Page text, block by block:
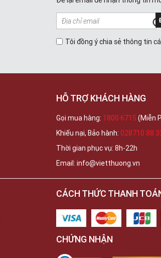
Tôi đồng ý chia sẻ thông tin
HỖ TRỢ KHÁCH HÀNG
Gọi mua hàng: 1800 6715 (Miễn
Khiếu nại, Bảo hành: 028710 88
Thời gian phục vụ: 8h-22h
Email: info@vietthuong.vn
CÁCH THỨC THANH
CHỨNG NHẬN